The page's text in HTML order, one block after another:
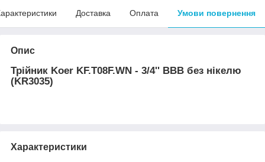
Доставка Оплата Умови повернення
Опис
Трійник Koer KF.T08F.WN - 3/4'' ВВВ без нікелю
(KR3035)
Характеристики